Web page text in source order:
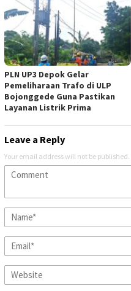
PLN UP3 Depok Gelar
Pemeliharaan Trafo di ULP
Bojonggede Guna Pastikan
Layanan Listrik Prima
Leave a Reply
Your email address will not be published.